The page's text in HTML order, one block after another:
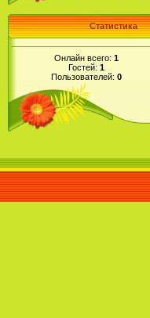
Статистика
Онлайн всего: 1
Гостей: 1
Пользователей: 0